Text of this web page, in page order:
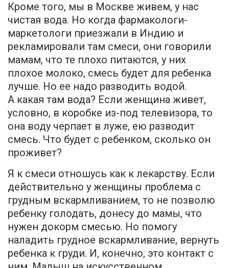
Кроме того, мы в Москве живем, у нас
чистая вода. Но когда фармакологи-
маркетологи приезжали в Индию и
рекламировали там смеси, они говорили
мамам, что те плохо питаются, у них
плохое молоко, смесь будет для ребенка
лучше. Но ее надо разводить водой.
А какая там вода? Если женщина живет,
условно, в коробке из-под телевизора, то
она воду черпает в луже, ею разводит
смесь. Что будет с ребенком, сколько он
проживет?
Я к смеси отношусь как к лекарству. Если
действительно у женщины проблема с
грудным вскармливанием, то не позволю
ребенку голодать, донесу до мамы, что
нужен докорм смесью. Но помогу
наладить грудное вскармливание, вернуть
ребенка к груди. И, конечно, это контакт с